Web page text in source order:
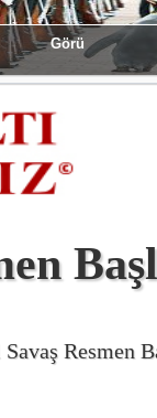
Görü
Savaş Resmen